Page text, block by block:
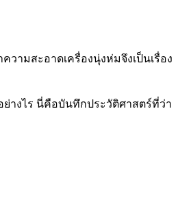
ามสะอาดเครื่องนุ่งห่มจึงเป็นเรื่อง
างไร นี่คือบันทึกประวัติศาสตร์ที่ว่า